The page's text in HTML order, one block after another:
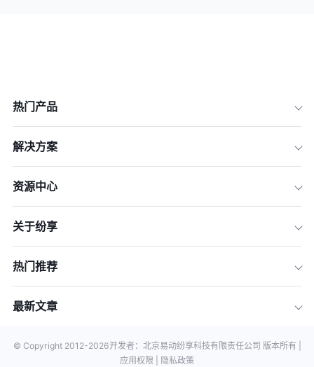
热门产品
解决方案
资源中心
关于纷享
热门推荐
最新文章
© Copyright 2012-2026开发者：北京易动纷享科技有限责任公司 版本所有 |
应用权限 |
隐私政策